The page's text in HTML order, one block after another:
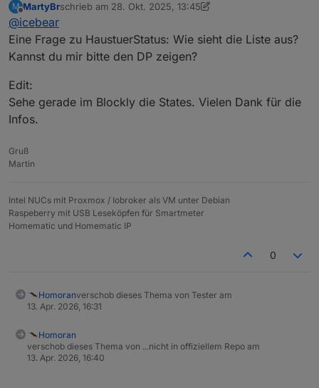
Verknüpfung setzten:
Also ich mach das bei mir über ein Blockly und dem
Eingesetzt ist hierbei ein Nuki und ein Door-Sensor
von Homematic IP. Die States für das Nuki kommen
vom nuki-extended-Adapter und vom hm-rpc Adapter.
Erstmal das Blockly für den Haustür-Status:
Und im Adapter Alarm dann noch wie auf dem Bild die
M
Offline
MartyBrschrieb am 28. Okt. 2025, 13:45
zuletzt editiert von MartyBr
@icebear
Eine Frage zu HaustuerStatus: Wie sieht die Liste aus?
Kannst du mir bitte den DP zeigen?
Edit:
Sehe gerade im Blockly die States. Vielen Dank für die
Infos.
Gruß
Martin
Intel NUCs mit Proxmox / Iobroker als VM unter Debian
Raspeberry mit USB Leseköpfen für Smartmeter
Homematic und Homematic IP
0
Homoranverschob dieses Thema von Tester am
13. Apr. 2026, 16:31
Homoran
verschob dieses Thema von ...nicht in offiziellem Repo am
13. Apr. 2026, 16:40